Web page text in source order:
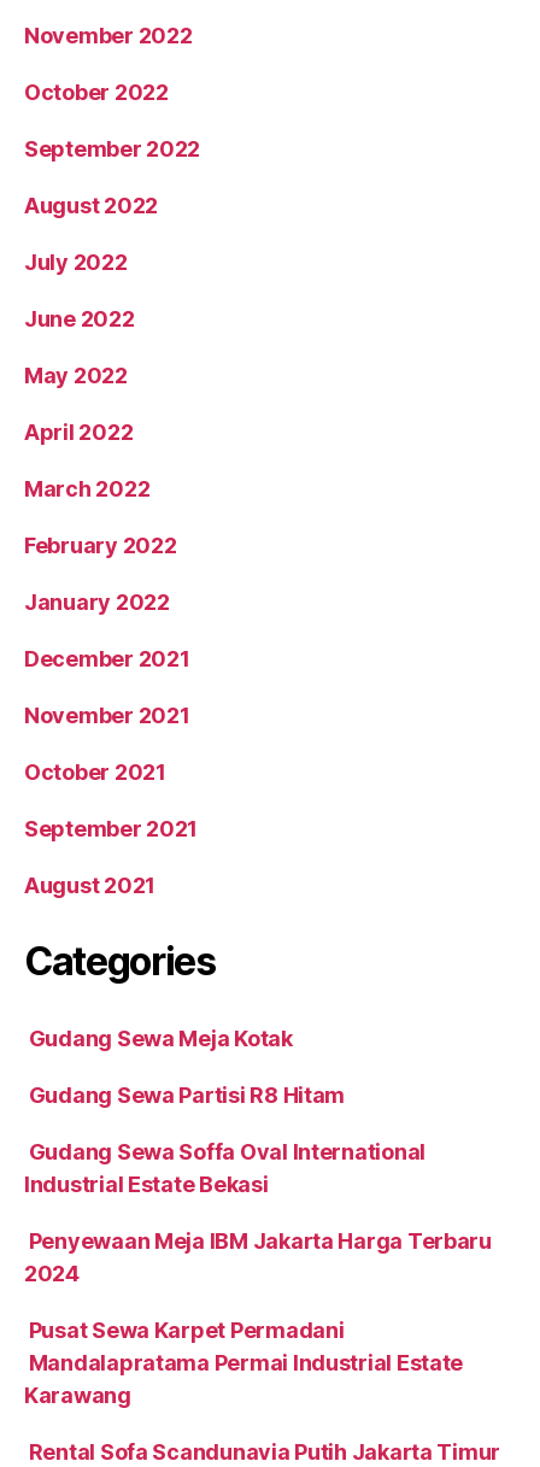
November 2022
October 2022
September 2022
August 2022
July 2022
June 2022
May 2022
April 2022
March 2022
February 2022
January 2022
December 2021
November 2021
October 2021
September 2021
August 2021
Categories
Gudang Sewa Meja Kotak
Gudang Sewa Partisi R8 Hitam
Gudang Sewa Soffa Oval International
Industrial Estate Bekasi
Penyewaan Meja IBM Jakarta Harga Terbaru
2024
Pusat Sewa Karpet Permadani
Mandalapratama Permai Industrial Estate
Karawang
Rental Sofa Scandunavia Putih Jakarta Timur